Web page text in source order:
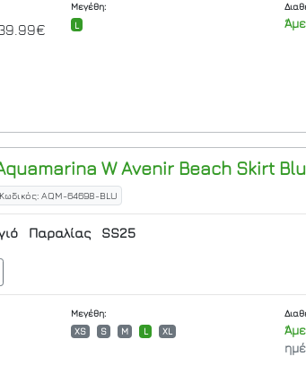
Μεγέθη:
L
W Avenir Beach Skirt
Κωδικός: AQM-64698-BLU
Παραλίας SS25
Μεγέθη:
XS
S M L XL